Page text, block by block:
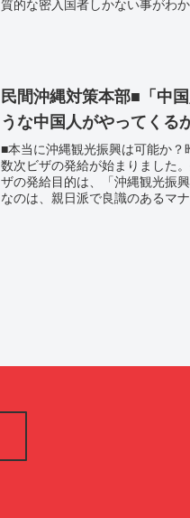
民間沖縄対策本部■「中
うな中国人がやってくる
■本当に沖縄観光振興は可能か
数次ビザの発給が始まりました
ザの発給目的は、「沖縄観光振
なのは、親日派で良識のあるマ